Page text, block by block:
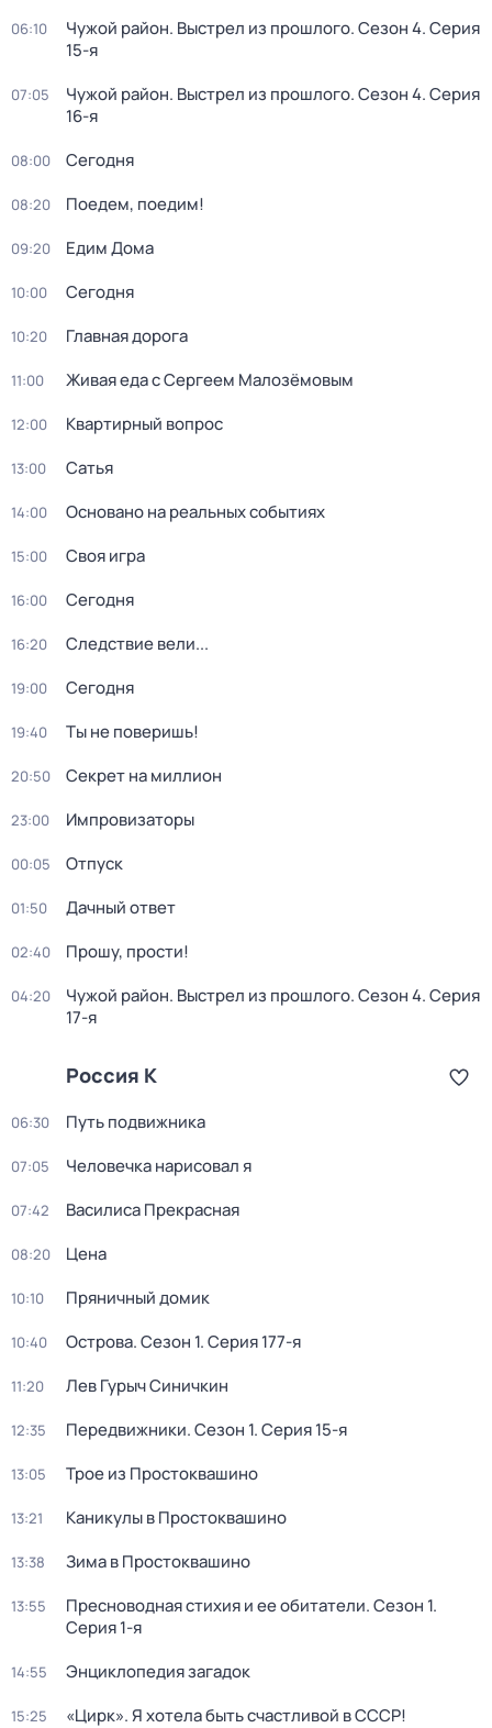
06:10 Чужой район. Выстрел из прошлого. Сезон 4. Серия
15-я
07:05 Чужой район. Выстрел из прошлого. Сезон 4. Серия
16-я
08:00 Сегодня
08:20 Поедем, поедим!
09:20 Едим Дома
10:00 Сегодня
10:20 Главная дорога
11:00 Живая еда с Сергеем Малозёмовым
12:00 Квартирный вопрос
13:00 Сатья
14:00 Основано на реальных событиях
15:00 Своя игра
16:00 Сегодня
16:20 Следствие вели...
19:00 Сегодня
19:40 Ты не поверишь!
20:50 Секрет на миллион
23:00 Импровизаторы
00:05 Отпуск
01:50 Дачный ответ
02:40 Прошу, прости!
04:20 Чужой район. Выстрел из прошлого. Сезон 4. Серия
17-я
Россия К
06:30 Путь подвижника
07:05 Человечка нарисовал я
07:42 Василиса Прекрасная
08:20 Цена
10:10 Пряничный домик
10:40 Острова. Сезон 1. Серия 177-я
11:20 Лев Гурыч Синичкин
12:35 Передвижники. Сезон 1. Серия 15-я
13:05 Трое из Простоквашино
13:21 Каникулы в Простоквашино
13:38 Зима в Простоквашино
13:55 Пресноводная стихия и ее обитатели. Сезон 1.
Серия 1-я
14:55 Энциклопедия загадок
15:25 «Цирк». Я хотела быть счастливой в СССР!